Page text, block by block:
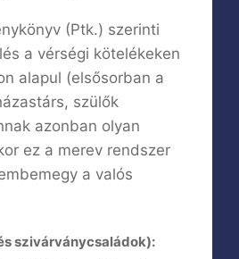
(Ptk.) szerinti
a vérségi kötelékeken
alapul (elsősorban a
szülők
azonban olyan
ez a merev rendszer
a valós
szivárványcsaládok):